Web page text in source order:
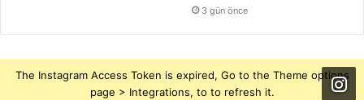
3 gün önce
The Instagram Access Token is expired, Go to the Theme options
page > Integrations, to to refresh it.